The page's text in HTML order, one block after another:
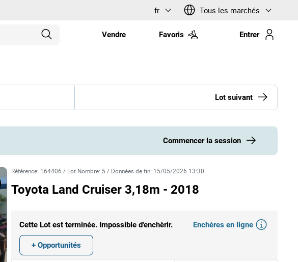
fr Tous les marchés
Vendre Favoris Entrer
Lot suivant
Commencer la session
Référence: 164406 / Lot Nombre: 5 / Données de fin: 15/05/2026 13:30
Toyota Land Cruiser 3,18m - 2018
Cette Lot est terminée. Impossible d'enchèrir. Enchères en ligne
+ Opportunités